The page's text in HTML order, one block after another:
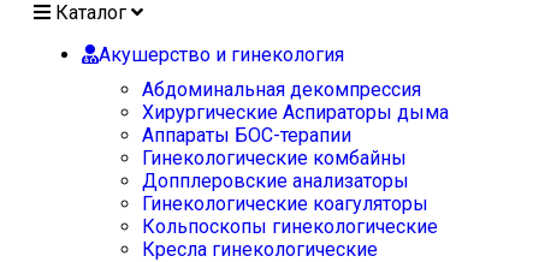
Каталог
Акушерство и гинекология
Абдоминальная декомпрессия
Хирургические Аспираторы дыма
Аппараты БОС-терапии
Гинекологические комбайны
Допплеровские анализаторы
Гинекологические коагуляторы
Кольпоскопы гинекологические
Кресла гинекологические